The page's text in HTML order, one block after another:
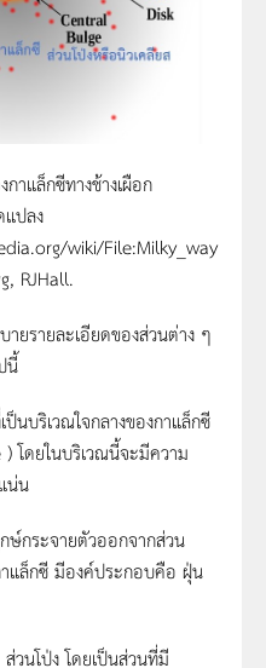
าแล็กซีทางช้างเผือก
ปลง
wiki/File:Milky_way
RJHall.
ายละเอียดของส่วนต่าง ๆ
นี้
นบริเวณใจกลางของกาแล็กซี
โดยในบริเวณนี้จะมีความ
น่น
กระจายตัวออกจากส่วน
าแล็กซี มีองค์ประกอบคือ ฝุ่น
วนโป่ง โดยเป็นส่วนที่มี